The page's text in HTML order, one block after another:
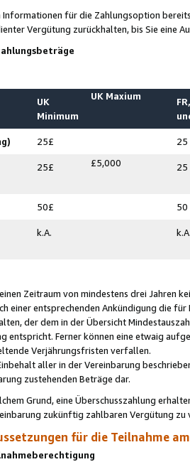
für die Zahlungsoption
Vergütung zurückhalten, bis Sie
UK
Minimum
UK Maxium
25£ 25
25£ £5,000 25
50£ 50
k.A.
Zeitraum von mindestens drei Jahren
einer entsprechenden Ankündigung die
der dem in der Übersicht
entspricht. Ferner können eine etwaig
Verjährungsfristen verfallen.
aller in der Vereinbarung
zustehenden Beträge dar.
Grund, eine Überschusszahlung
zukünftig zahlbaren Vergütung zu
für die Teilnahme